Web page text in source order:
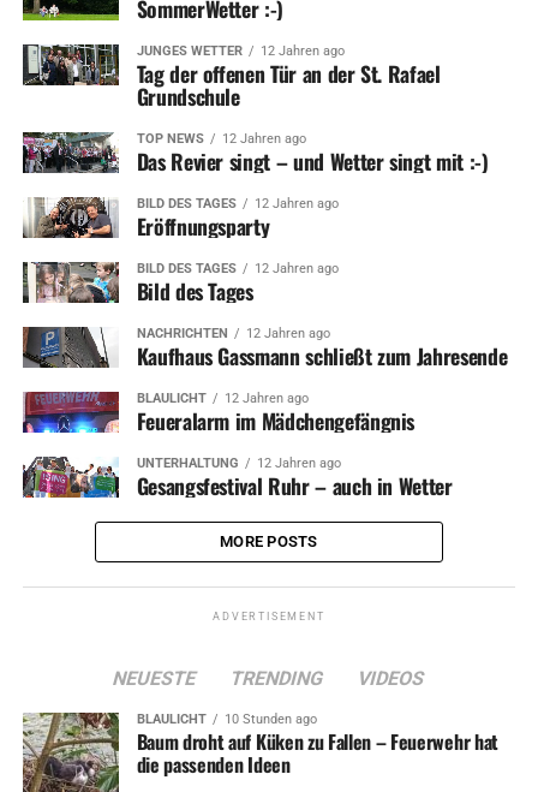
SommerWetter :-)
JUNGES WETTER 12 Jahren ago
Tag der offenen Tür an der St. Rafael
Grundschule
TOP NEWS 12 Jahren ago
Das Revier singt – und Wetter singt mit :-)
BILD DES TAGES 12 Jahren ago
Eröffnungsparty
BILD DES TAGES 12 Jahren ago
Bild des Tages
NACHRICHTEN 12 Jahren ago
Kaufhaus Gassmann schließt zum Jahresende
BLAULICHT 12 Jahren ago
Feueralarm im Mädchengefängnis
UNTERHALTUNG 12 Jahren ago
Gesangsfestival Ruhr – auch in Wetter
MORE POSTS
ADVERTISEMENT
NEUESTE TRENDING VIDEOS
BLAULICHT 10 Stunden ago
Baum droht auf Küken zu Fallen – Feuerwehr hat
die passenden Ideen